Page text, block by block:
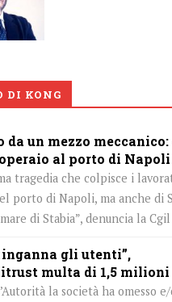
DI KONG
da un mezzo meccanico:
al porto di Napoli
tragedia che colpisce i
porto di Napoli, ma anche di
di Stabia”, denuncia la Cgil
gli utenti”,
multa di 1,5 milioni
la società ha omesso